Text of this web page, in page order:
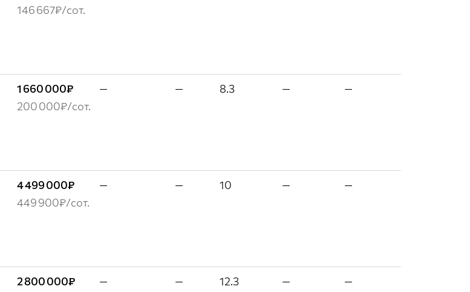
146 667₽/сот.
1 660 000₽
200 000₽/сот.
— — 8.3 — —
4 499 000₽
449 900₽/сот.
— — 10 — —
2 800 000₽
— — 12.3 — —